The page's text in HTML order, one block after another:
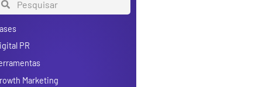
PR
Marketing